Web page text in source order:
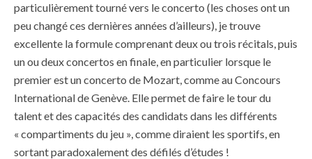
particulièrement tourné vers le concerto (les choses ont un
peu changé ces dernières années d’ailleurs), je trouve
excellente la formule comprenant deux ou trois récitals, puis
un ou deux concertos en finale, en particulier lorsque le
premier est un concerto de Mozart, comme au Concours
International de Genève. Elle permet de faire le tour du
talent et des capacités des candidats dans les différents
« compartiments du jeu », comme diraient les sportifs, en
sortant paradoxalement des défilés d’études !